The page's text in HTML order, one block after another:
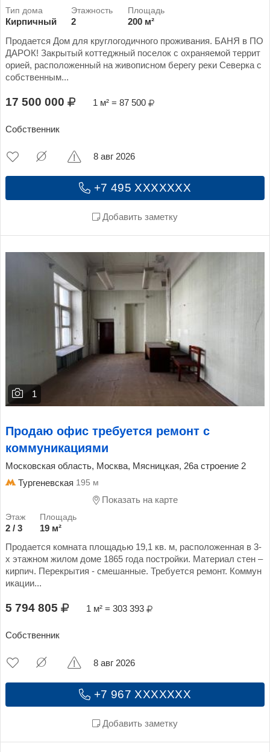
Кирпичный 2
200 м²
Продается Дом для круглогодичного проживания. БАНЯ в ПО
ДАРОК! Закрытый коттеджный поселок с охраняемой террит
орией, расположенный на живописном берегу реки Северка с
собственным...
17 500 000 1 м² = 87 500
Собственник
+7 495 XXXXXXX
Добавить заметку
8 авг 2026
1
Продаю офис требуется ремонт с
коммуникациями
Московская область, Москва, Мясницкая, 26а строение 2
Тургеневская 195 м
Показать на карте
2 / 3
19 м²
Продается комната площадью 19,1 кв. м, расположенная в 3-
х этажном жилом доме 1865 года постройки. Материал стен –
кирпич. Перекрытия - смешанные. Требуется ремонт. Коммун
икации...
5 794 805 1 м² = 303 393
Собственник
+7 967 XXXXXXX
Добавить заметку
8 авг 2026